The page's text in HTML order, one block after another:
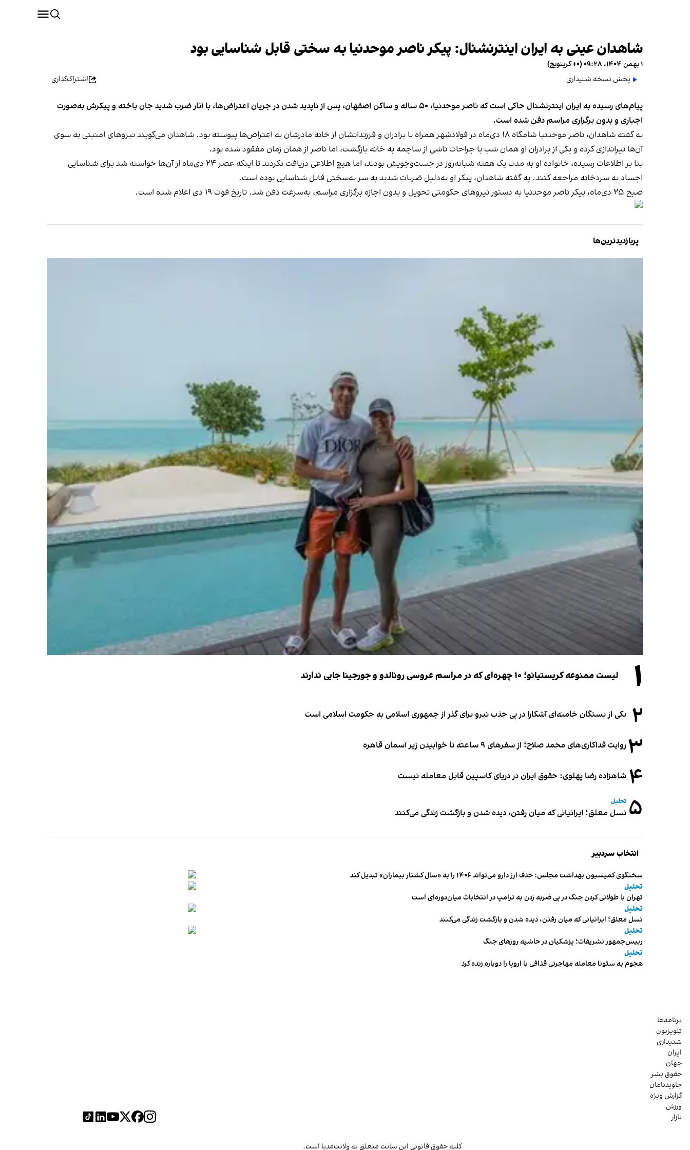
شاهدان عینی به ایران اینترنشنال: پیکر ناصر موحد‌نیا به سختی قابل شناسایی بود
۱ بهمن ۱۴۰۴، ۰۹:۲۸ (‎+۰ گرینویچ)
پخش نسخه شنیداری
اشتراک‌گذاری
پیام‌های رسیده به ایران اینترنشنال حاکی است که ناصر موحدنیا، ۵۰ ساله و ساکن اصفهان، پس از ناپدید شدن در جریان اعتراض‌ها، با آثار ضرب‌ شدید جان باخته و پیکرش به‌صورت
اجباری و بدون برگزاری مراسم دفن شده است.
به گفته شاهدان، ناصر موحدنیا شامگاه ۱۸ دی‌ماه در فولادشهر همراه با برادران و فرزندانشان از خانه مادرشان به اعتراض‌ها پیوسته بود. شاهدان می‌گویند نیروهای امنیتی به سوی
آن‌ها تیراندازی کرده‌ و یکی از برادران او همان شب با جراحات ناشی از ساچمه به خانه بازگشت، اما ناصر از همان زمان مفقود شده بود.
بنا بر اطلاعات رسیده، خانواده او به مدت یک هفته شبانه‌روز در جست‌وجویش بودند، اما هیچ اطلاعی دریافت نکردند تا اینکه عصر ۲۴ دی‌ماه از آن‌ها خواسته شد برای شناسایی
اجساد به سردخانه مراجعه کنند. به گفته شاهدان، پیکر او به‌دلیل ضربات شدید به سر به‌سختی قابل شناسایی بوده است.
صبح ۲۵ دی‌ماه، پیکر ناصر موحدنیا به دستور نیروهای حکومتی تحویل و بدون اجازه برگزاری مراسم، به‌سرعت دفن شد. تاریخ فوت ۱۹ دی اعلام شده است.
پربازدیدترین‌ها
۱ لیست ممنوعه کریستیانو؛ ۱۰ چهره‌ای که در مراسم عروسی رونالدو و جورجینا جایی ندارند
۲ یکی از بستگان خامنه‌ای آشکارا در پی جذب نیرو برای گذر از جمهوری اسلامی به حکومت اسلامی است
۳روایت فداکاری‌های محمد صلاح؛ از سفرهای ۹ ساعته تا خوابیدن زیر آسمان قاهره
۴ شاهزاده رضا پهلوی: حقوق ایران در دریای کاسپین قابل معامله نیست
۵ تحلیل
نسل معلق؛ ایرانیانی که میان رفتن، دیده شدن و بازگشت زندگی می‌کنند
انتخاب سردبیر
سخنگوی کمیسیون بهداشت مجلس: حذف ارز دارو می‌تواند ۱۴۰۶ را به «سال کشتار بیماران» تبدیل کند
تحلیل
تهران با طولانی کردن جنگ در پی ضربه زدن به ترامپ در انتخابات میان‌دوره‌ای است
تحلیل
نسل معلق؛ ایرانیانی که میان رفتن، دیده شدن و بازگشت زندگی می‌کنند
تحلیل
رییس‌جمهور تشریفات؛ پزشکیان در حاشیه روزهای جنگ
تحلیل
هجوم به سئوتا معامله مهاجرتی قذافی با اروپا را دوباره زنده کرد
برنامه‌ها
تلویزیون
شنیداری
ایران
جهان
حقوق بشر
جاویدنامان
گزارش ویژه
ورزش
بازار
کلیه حقوق قانونی این سایت متعلق به ولانت‌مدیا است.